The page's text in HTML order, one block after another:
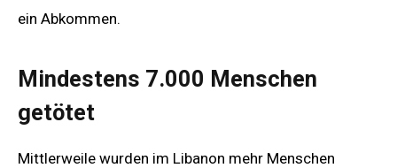
ein Abkommen.
Mindestens 7.000 Menschen
getötet
Mittlerweile wurden im Libanon mehr Menschen